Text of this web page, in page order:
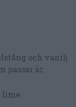
och vanilj
passar är: